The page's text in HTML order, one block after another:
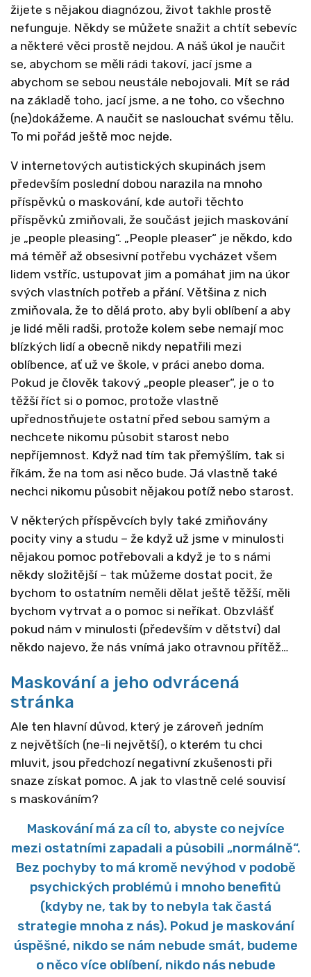
žijete s nějakou diagnózou, život takhle prostě
nefunguje. Někdy se můžete snažit a chtít sebevíc
a některé věci prostě nejdou. A náš úkol je naučit
se, abychom se měli rádi takoví, jací jsme a
abychom se sebou neustále nebojovali. Mít se rád
na základě toho, jací jsme, a ne toho, co všechno
(ne)dokážeme. A naučit se naslouchat svému tělu.
To mi pořád ještě moc nejde.
V internetových autistických skupinách jsem
především poslední dobou narazila na mnoho
příspěvků o maskování, kde autoři těchto
příspěvků zmiňovali, že součást jejich maskování
je „people pleasing“. „People pleaser“ je někdo, kdo
má téměř až obsesivní potřebu vycházet všem
lidem vstříc, ustupovat jim a pomáhat jim na úkor
svých vlastních potřeb a přání. Většina z nich
zmiňovala, že to dělá proto, aby byli oblíbení a aby
je lidé měli radši, protože kolem sebe nemají moc
blízkých lidí a obecně nikdy nepatřili mezi
oblíbence, ať už ve škole, v práci anebo doma.
Pokud je člověk takový „people pleaser“, je o to
těžší říct si o pomoc, protože vlastně
upřednostňujete ostatní před sebou samým a
nechcete nikomu působit starost nebo
nepříjemnost. Když nad tím tak přemýšlím, tak si
říkám, že na tom asi něco bude. Já vlastně také
nechci nikomu působit nějakou potíž nebo starost.
V některých příspěvcích byly také zmiňovány
pocity viny a studu – že když už jsme v minulosti
nějakou pomoc potřebovali a když je to s námi
někdy složitější – tak můžeme dostat pocit, že
bychom to ostatním neměli dělat ještě těžší, měli
bychom vytrvat a o pomoc si neříkat. Obzvlášť
pokud nám v minulosti (především v dětství) dal
někdo najevo, že nás vnímá jako otravnou přítěž…
Maskování a jeho odvrácená
stránka
Ale ten hlavní důvod, který je zároveň jedním
z největších (ne-li největší), o kterém tu chci
mluvit, jsou předchozí negativní zkušenosti při
snaze získat pomoc. A jak to vlastně celé souvisí
s maskováním?
Maskování má za cíl to, abyste co nejvíce
mezi ostatními zapadali a působili „normálně“.
Bez pochyby to má kromě nevýhod v podobě
psychických problémů i mnoho benefitů
(kdyby ne, tak by to nebyla tak častá
strategie mnoha z nás). Pokud je maskování
úspěšné, nikdo se nám nebude smát, budeme
o něco více oblíbení, nikdo nás nebude